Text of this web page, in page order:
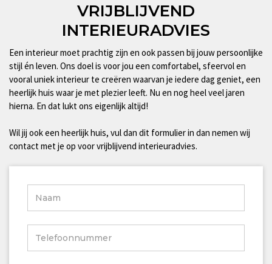
VRIJBLIJVEND
INTERIEURADVIES
Een interieur moet prachtig zijn en ook passen bij jouw persoonlijke
stijl én leven. Ons doel is voor jou een comfortabel, sfeervol en
vooral uniek interieur te creëren waarvan je iedere dag geniet, een
heerlijk huis waar je met plezier leeft. Nu en nog heel veel jaren
hierna. En dat lukt ons eigenlijk altijd!
Wil jij ook een heerlijk huis, vul dan dit formulier in dan nemen wij
contact met je op voor vrijblijvend interieuradvies.